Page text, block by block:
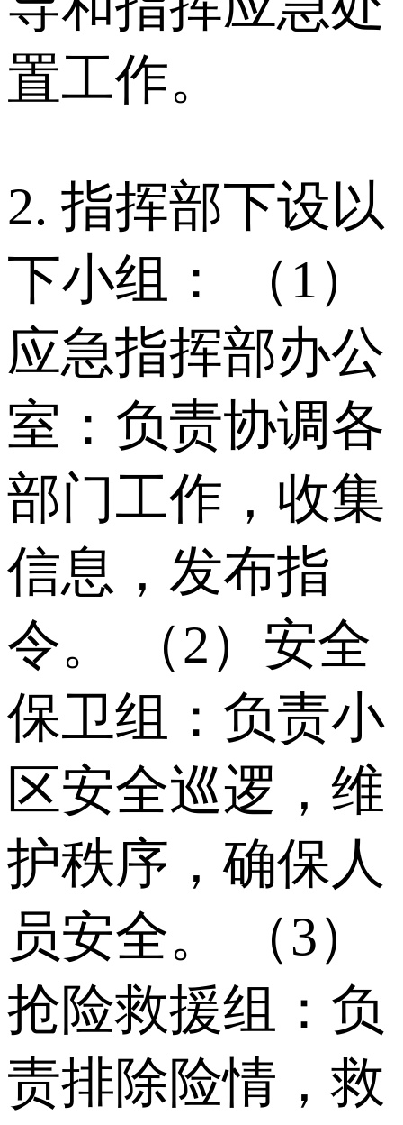
置工作。
2. 指挥部下设以
下小组： （1）
应急指挥部办公
室：负责协调各
部门工作，收集
信息，发布指
令。 （2）安全
保卫组：负责小
区安全巡逻，维
护秩序，确保人
员安全。 （3）
抢险救援组：负
责排除险情，救